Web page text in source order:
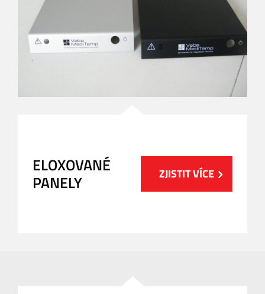
ELOXOVANÉ
PANELY ZJISTIT VÍCE